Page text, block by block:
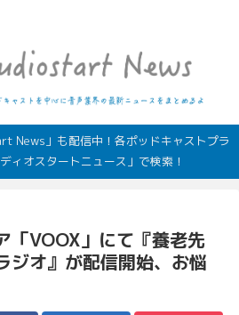
News」も配信中！各ポッドキャストプラ
ィオスタートニュース」で検索！
「VOOX」にて『養老先
ジオ』が配信開始、お悩